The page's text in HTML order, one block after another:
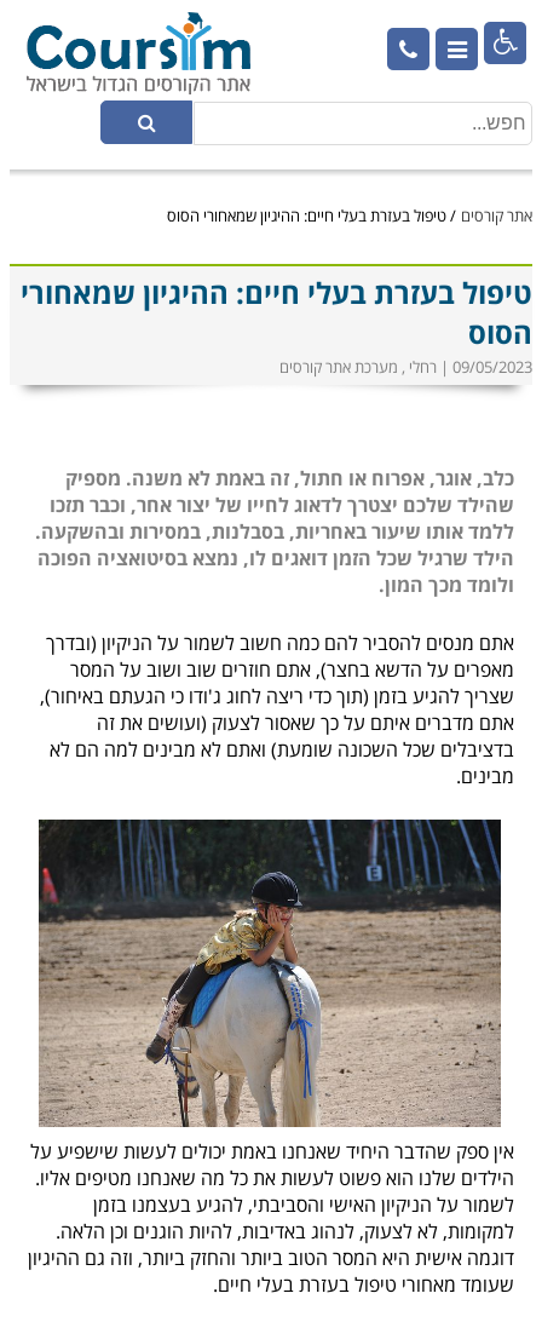

אתר קורסים /טיפול בעזרת בעלי חיים: ההיגיון שמאחורי הסוס
טיפול בעזרת בעלי חיים: ההיגיון שמאחורי
הסוס
09/05/2023 | רחלי , מערכת אתר קורסים
כלב, אוגר, אפרוח או חתול, זה באמת לא משנה. מספיק
שהילד שלכם יצטרך לדאוג לחייו של יצור אחר, וכבר תזכו
ללמד אותו שיעור באחריות, בסבלנות, במסירות ובהשקעה.
הילד שרגיל שכל הזמן דואגים לו, נמצא בסיטואציה הפוכה
ולומד מכך המון.
אתם מנסים להסביר להם כמה חשוב לשמור על הניקיון (ובדרך
מאפרים על הדשא בחצר), אתם חוזרים שוב ושוב על המסר
שצריך להגיע בזמן (תוך כדי ריצה לחוג ג'ודו כי הגעתם באיחור),
אתם מדברים איתם על כך שאסור לצעוק (ועושים את זה
בדציבלים שכל השכונה שומעת) ואתם לא מבינים למה הם לא
מבינים.
אין ספק שהדבר היחיד שאנחנו באמת יכולים לעשות שישפיע על
הילדים שלנו הוא פשוט לעשות את כל מה שאנחנו מטיפים אליו.
לשמור על הניקיון האישי והסביבתי, להגיע בעצמנו בזמן
למקומות, לא לצעוק, לנהוג באדיבות, להיות הוגנים וכן הלאה.
דוגמה אישית היא המסר הטוב ביותר והחזק ביותר, וזה גם ההיגיון
שעומד מאחורי טיפול בעזרת בעלי חיים.